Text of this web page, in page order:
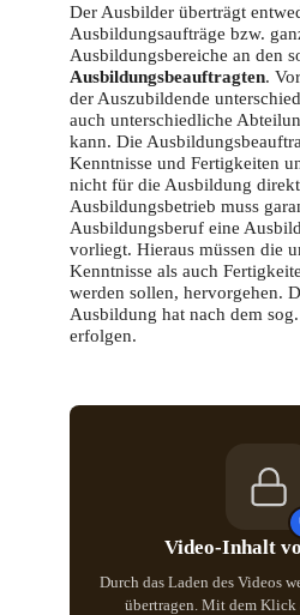
Der Ausbilder überträgt
Ausbildungsaufträge bzw.
Ausbildungsbereiche an den
Ausbildungsbeauftragten.
der Auszubildende
auch unterschiedliche
kann. Die
Kenntnisse und Fertigkeiten
nicht für die Ausbildung
Ausbildungsbetrieb muss
Ausbildungsberuf eine
vorliegt. Hieraus müssen die
Kenntnisse als auch
werden sollen, hervorgehen.
Ausbildung hat nach dem
erfolgen.
Video-Inhalt
Durch das Laden des Videos
übertragen. Mit dem